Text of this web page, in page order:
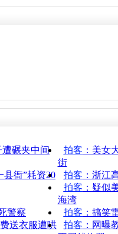
遭碾夹中间
拍客 ：美女
街
县衙”耗资20
拍客 ：浙江
拍客 ：疑似
海湾
警察 拍客 ：搞笑
送衣服遭哄
拍客 ：网曝